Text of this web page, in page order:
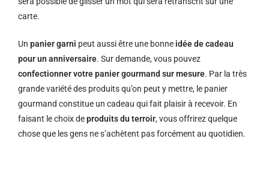
carte.
Un panier garni peut aussi être une bonne idée de cadeau
pour un anniversaire. Sur demande, vous pouvez
confectionner votre panier gourmand sur mesure. Par la très
grande variété des produits qu’on peut y mettre, le panier
gourmand constitue un cadeau qui fait plaisir à recevoir. En
faisant le choix deproduits du terroir, vous offrirez quelque
chose que les gens ne s’achètent pas forcément au quotidien.